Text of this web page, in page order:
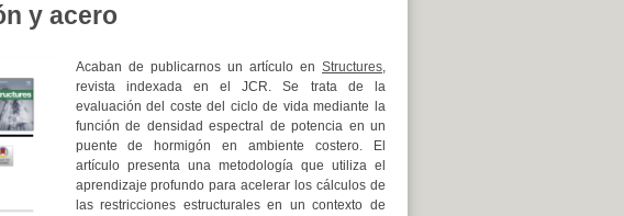
y acero
Acaban de publicarnos un artículo en Structures,
revista indexada en el JCR. Se trata de la
evaluación del coste del ciclo de vida mediante la
función de densidad espectral de potencia en un
puente de hormigón en ambiente costero. El
artículo presenta una metodología que utiliza el
aprendizaje profundo para acelerar los cálculos de
las restricciones estructurales en un contexto de